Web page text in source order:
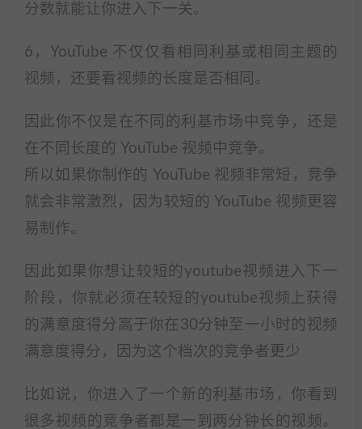
分数就能让你进入下一关。
6，YouTube 不仅仅看相同利基或相同主题的
视频，还要看视频的长度是否相同。
因此你不仅是在不同的利基市场中竞争，还是
在不同长度的 YouTube 视频中竞争。
所以如果你制作的 YouTube 视频非常短，竞争
就会非常激烈，因为较短的 YouTube 视频更容
易制作。
因此如果你想让较短的youtube视频进入下一
阶段，你就必须在较短的youtube视频上获得
的满意度得分高于你在30分钟至一小时的视频
满意度得分，因为这个档次的竞争者更少
比如说，你进入了一个新的利基市场，你看到
很多视频的竞争者都是一到两分钟长的视频。